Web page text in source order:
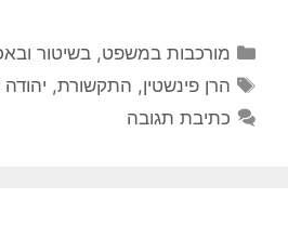
קטגוריות
מורכבות במשפט, בשיטור
תגיות
הרן פינשטין, התקשורת,
כתיבת תגובה